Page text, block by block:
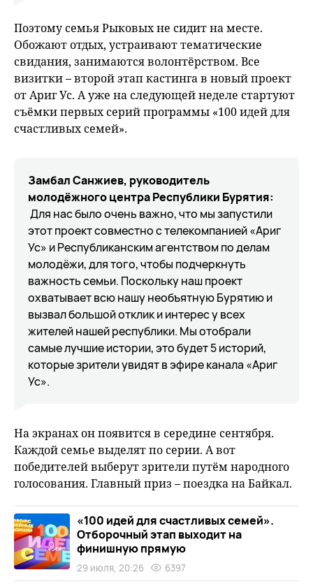
Поэтому семья Рыковых не сидит на месте.
Обожают отдых, устраивают тематические
свидания, занимаются волонтёрством. Все
визитки – второй этап кастинга в новый проект
от Ариг Ус. А уже на следующей неделе стартуют
съёмки первых серий программы «100 идей для
счастливых семей».
Замбал Санжиев, руководитель
молодёжного центра Республики Бурятия:
Для нас было очень важно, что мы запустили
этот проект совместно с телекомпанией «Ариг
Ус» и Республиканским агентством по делам
молодёжи, для того, чтобы подчеркнуть
важность семьи. Поскольку наш проект
охватывает всю нашу необъятную Бурятию и
вызвал большой отклик и интерес у всех
жителей нашей республики. Мы отобрали
самые лучшие истории, это будет 5 историй,
которые зрители увидят в эфире канала «Ариг
Ус».
На экранах он появится в середине сентября.
Каждой семье выделят по серии. А вот
победителей выберут зрители путём народного
голосования. Главный приз – поездка на Байкал.
«100 идей для счастливых семей».
Отборочный этап выходит на
финишную прямую
29 июля, 20:26 6397